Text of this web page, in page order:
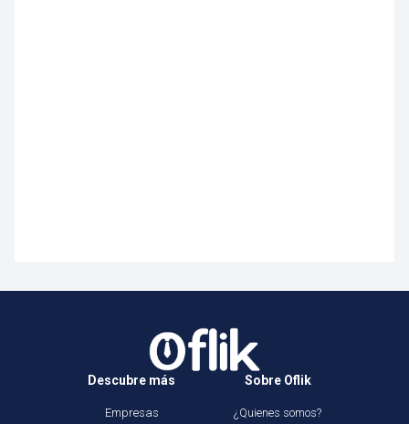
Descubre más
Empresas
Sobre Oflik
¿Quienes somos?